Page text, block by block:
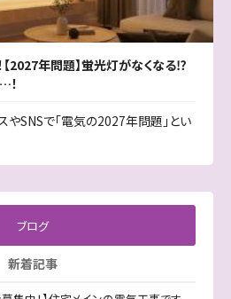
【2027年問題】蛍光灯がなくなる⁉
！
やSNSで「電気の2027年問題」とい
ブログ
新着記事